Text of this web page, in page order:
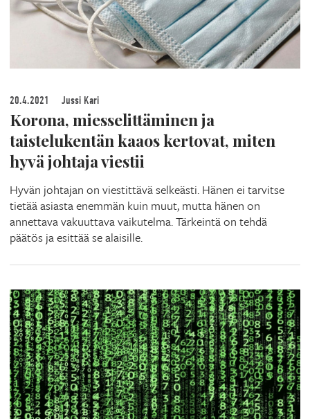
20.4.2021 Jussi Kari
Korona, miesselittäminen ja
taistelukentän kaaos kertovat, miten
hyvä johtaja viestii
Hyvän johtajan on viestittävä selkeästi. Hänen ei tarvitse
tietää asiasta enemmän kuin muut, mutta hänen on
annettava vakuuttava vaikutelma. Tärkeintä on tehdä
päätös ja esittää se alaisille.